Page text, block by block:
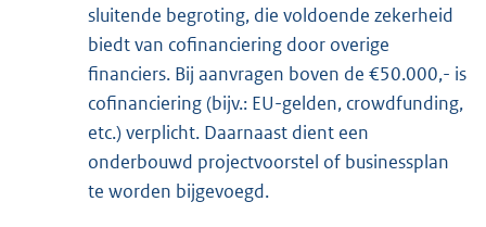
sluitende begroting, die voldoende zekerheid
biedt van cofinanciering door overige
financiers. Bij aanvragen boven de €50.000,- is
cofinanciering (bijv.: EU-gelden, crowdfunding,
etc.) verplicht. Daarnaast dient een
onderbouwd projectvoorstel of businessplan
te worden bijgevoegd.